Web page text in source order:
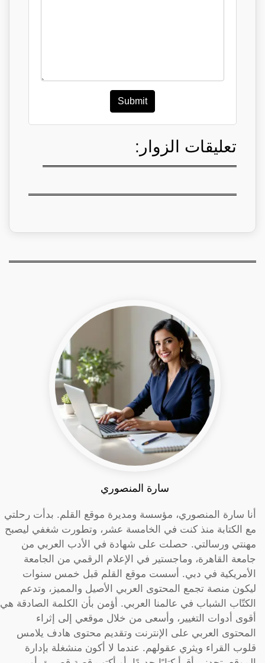
Submit
تعليقات الزوار:
سارة المنصوري
أنا سارة المنصوري، مؤسسة ومديرة موقع القلم. بدأت رحلتي
مع الكتابة منذ كنت في الخامسة عشر، وتطورت شغفي ليصبح
مهنتي ورسالتي. حصلت على شهادة في الأدب العربي من
جامعة القاهرة، وماجستير في الإعلام الرقمي من الجامعة
الأمريكية في دبي. أسست موقع القلم قبل خمس سنوات
ليكون منصة تجمع المحتوى العربي الأصيل والمميز، وتدعم
الكتّاب الشباب في عالمنا العربي. أؤمن بأن الكلمة الصادقة هي
أقوى أدوات التغيير، وأسعى من خلال موقعي إلى إثراء
المحتوى العربي على الإنترنت وتقديم محتوى هادف يلامس
قلوب القراء ويثري عقولهم. عندما لا أكون منشغلة بإدارة